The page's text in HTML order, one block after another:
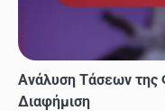
Ανάλυση Τάσεων της
Διαφήμιση